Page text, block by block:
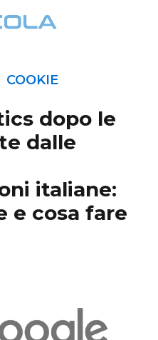
COOKIE
dopo le
dalle
italiane:
e cosa fare